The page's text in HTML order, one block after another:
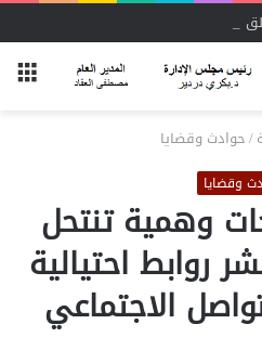
/حوادث وقضايا
وقضايا
وهمية تنتحل
روابط احتيالية
الاجتماعي